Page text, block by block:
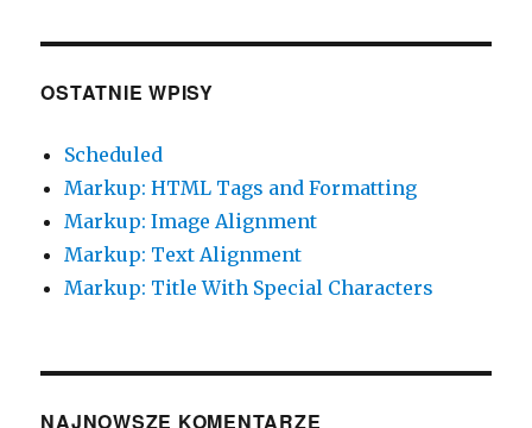
OSTATNIE WPISY
Scheduled
Markup: HTML Tags and Formatting
Markup: Image Alignment
Markup: Text Alignment
Markup: Title With Special Characters
NAJNOWSZE KOMENTARZE